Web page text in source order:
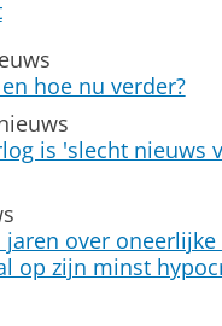
hoe nu verder?
is 'slecht nieuws
over oneerlijke
op zijn minst